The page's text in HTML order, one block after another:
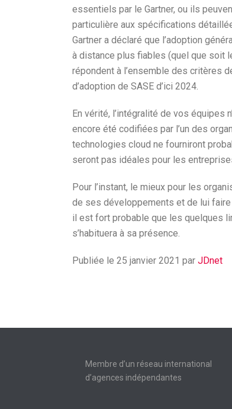
essentiels par le Gartner, ou ils
particulière aux spécifications
Gartner a déclaré que l’adoption
à distance plus fiables (quel que soit
répondent à l’ensemble des critères
d’adoption de SASE d’ici 2024.
En vérité, l’intégralité de vos équipes
encore été codifiées par l’un des
technologies cloud ne fourniront
seront pas idéales pour les
Pour l’instant, le mieux pour les
de ses développements et de lui
il est fort probable que les quelques
s’habituera à sa présence.
Publiée le 25 janvier 2021 par JDnet
Membre d’un réseau international
d’agences indépendantes